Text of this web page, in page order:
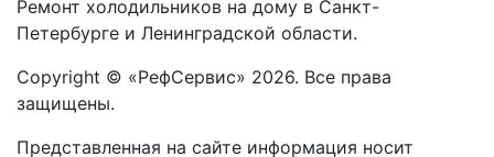
Ремонт холодильников на дому в Санкт-
Петербурге и Ленинградской области.
Copyright © «РефСервис» 2026. Все права
защищены.
Представленная на сайте информация носит